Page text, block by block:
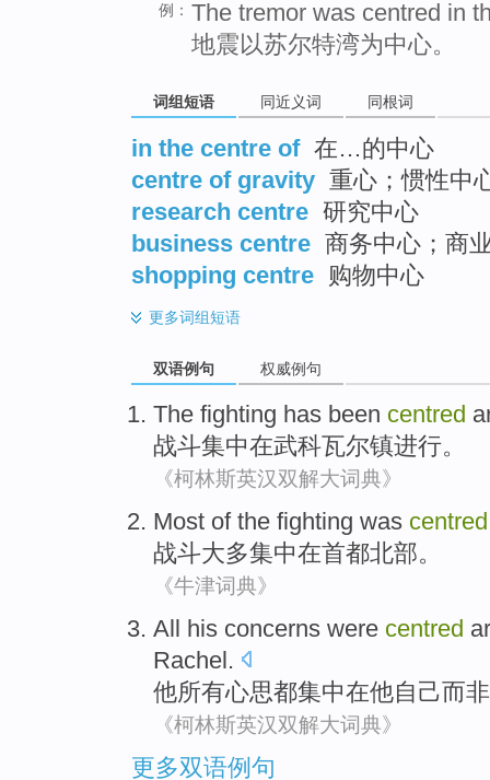
例： The tremor was centred in
地震以苏尔特湾为中心。
词组短语 同近义词 同根词
in the centre of 在…的中心
centre of gravity 重心；惯性中
research centre 研究中心
business centre 商务中心；商
shopping centre 购物中心
更多词组短语
双语例句 权威例句
The fighting has been centred
战斗集中在武科瓦尔镇进行。
《柯林斯英汉双解大词典》
Most of the fighting was centred
战斗大多集中在首都北部。
《牛津词典》
All his concerns were centred
Rachel.
他所有心思都集中在他自己而
《柯林斯英汉双解大词典》
更多双语例句